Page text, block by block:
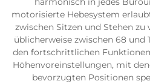
motorisierte Hebesystem
zwischen Sitzen und Stehen zu
üblicherweise zwischen 68 und
den fortschrittlichen
Höhenvoreinstellungen, mit
bevorzugten Positionen